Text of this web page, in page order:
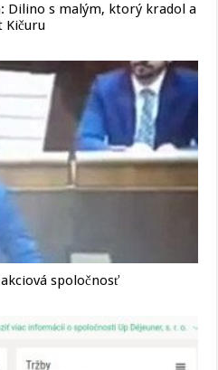
Dilino s malým, ktorý kradol a
Kičuru
spoločnosť